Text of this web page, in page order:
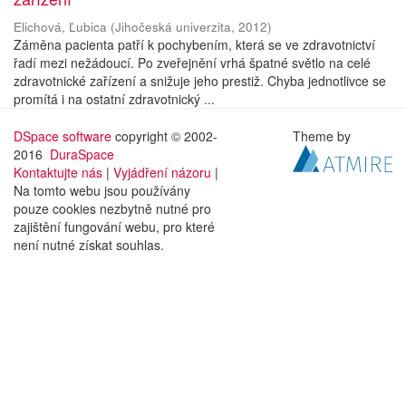
Elichová, Ľubica (Jihočeská univerzita, 2012)
Záměna pacienta patří k pochybením, která se ve zdravotnictví
řadí mezi nežádoucí. Po zveřejnění vrhá špatné světlo na celé
zdravotnické zařízení a snižuje jeho prestiž. Chyba jednotlivce se
promítá i na ostatní zdravotnický ...
DSpace software copyright © 2002-
2016 DuraSpace
Kontaktujte nás | Vyjádření názoru |
Na tomto webu jsou používány
pouze cookies nezbytně nutné pro
zajištění fungování webu, pro které
není nutné získat souhlas.
Theme by